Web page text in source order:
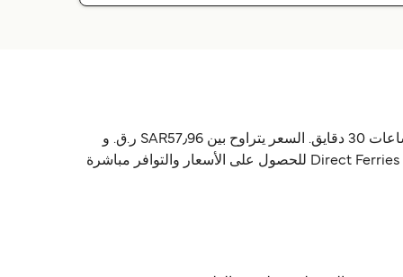
العبّارة إيبيزا برشلونة (Barcelona) يشغّلها 3 شركات: Balearia, Grandi Navi Veloci & Trasmed GLE. الرحلة تاخذ تقريباً 8 ساعات 30 دقايق. السعر يتراوح بين SAR57٫96 ر.ق.‏ و
577٫14 ر.ق.‏SAR حسب تفاصيل التذكرة. الأسعار ما تشمل رسوم الخدمة. الجداول تختلف حسب الموسم، استخدم Direct Ferries Deal Finder للحصول على الأسعار والتوافر مباشرة